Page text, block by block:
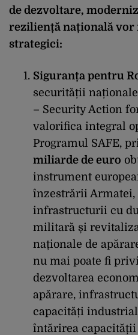
de dezvoltare,
reziliență națională vor
strategici:
Siguranța pentru
securității
– Security Action
valorifica integral
Programul SAFE,
miliarde de euro
instrument
înzestrării Armatei,
infrastructurii cu
militară și
naționale de
nu mai poate fi
dezvoltarea
apărare,
capacități
întărirea capacității